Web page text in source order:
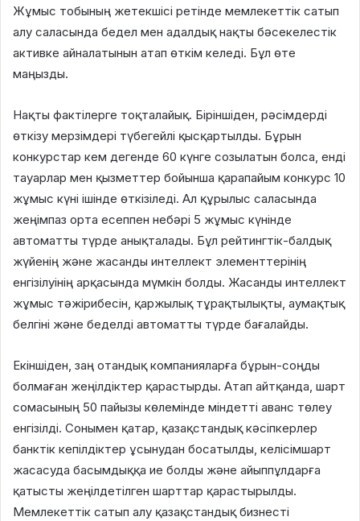
Жұмыс тобының жетекшісі ретінде мемлекеттік сатып
алу саласында бедел мен адалдық нақты бәсекелестік
активке айналатынын атап өткім келеді. Бұл өте
маңызды.
Нақты фактілерге тоқталайық. Біріншіден, рәсімдерді
өткізу мерзімдері түбегейлі қысқартылды. Бұрын
конкурстар кем дегенде 60 күнге созылатын болса, енді
тауарлар мен қызметтер бойынша қарапайым конкурс 10
жұмыс күні ішінде өткізіледі. Ал құрылыс саласында
жеңімпаз орта есеппен небәрі 5 жұмыс күнінде
автоматты түрде анықталады. Бұл рейтингтік-балдық
жүйенің және жасанды интеллект элементтерінің
енгізілуінің арқасында мүмкін болды. Жасанды интеллект
жұмыс тәжірибесін, қаржылық тұрақтылықты, аумақтық
белгіні және беделді автоматты түрде бағалайды.
Екіншіден, заң отандық компанияларға бұрын-соңды
болмаған жеңілдіктер қарастырды. Атап айтқанда, шарт
сомасының 50 пайызы көлемінде міндетті аванс төлеу
енгізілді. Сонымен қатар, қазақстандық кәсіпкерлер
банктік кепілдіктер ұсынудан босатылды, келісімшарт
жасасуда басымдыққа ие болды және айыппұлдарға
қатысты жеңілдетілген шарттар қарастырылды.
Мемлекеттік сатып алу қазақстандық бизнесті